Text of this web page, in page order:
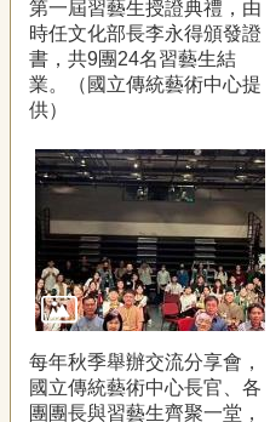
第一屆習藝生授證典禮，由
時任文化部長李永得頒發證
書，共9團24名習藝生結
業。（國立傳統藝術中心提
供）
每年秋季舉辦交流分享會，
國立傳統藝術中心長官、各
團團長與習藝生齊聚一堂，